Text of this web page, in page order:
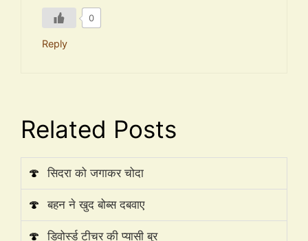
0
Reply
Related Posts
🍄 सिदरा को जगाकर चोदा
🍄 बहन ने खुद बोब्स दबवाए
🍄 डिवोर्स्ड टीचर की प्यासी बुर